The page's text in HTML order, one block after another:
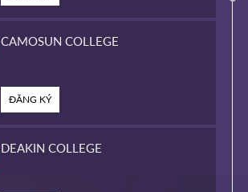
CAMOSUN COLLEGE
ĐĂNG KÝ
DEAKIN COLLEGE